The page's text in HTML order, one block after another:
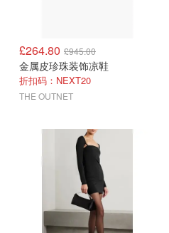
£264.80 £945.00
金属皮珍珠装饰凉鞋
折扣码：NEXT20
THE OUTNET